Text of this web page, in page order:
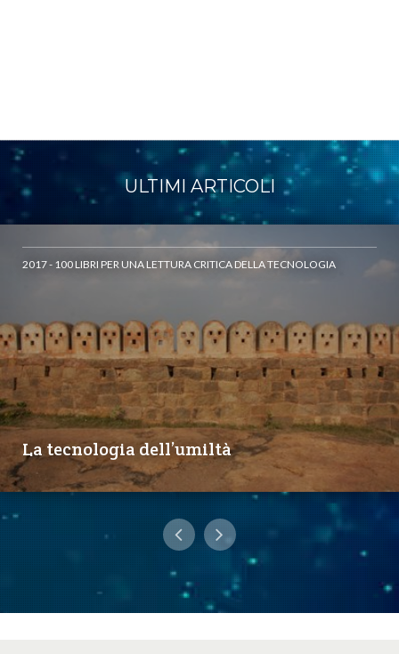
ULTIMI ARTICOLI
2017 - 100 LIBRI PER UNA LETTURA CRITICA DELLA TECNOLOGIA
La tecnologia dell’umiltà